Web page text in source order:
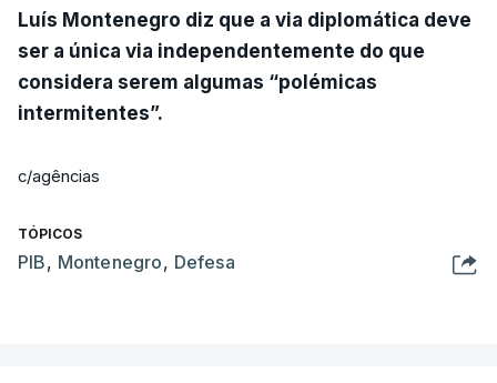
Luís Montenegro diz que a via diplomática deve
ser a única via independentemente do que
considera serem algumas “polémicas
intermitentes”.
c/agências
TÓPICOS
PIB, Montenegro, Defesa